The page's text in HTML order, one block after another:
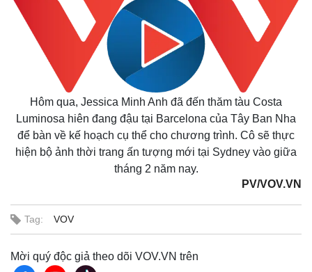
Hôm qua, Jessica Minh Anh đã đến thăm tàu Costa
Luminosa hiên đang đậu tại Barcelona của Tây Ban Nha
để bàn về kế hoạch cụ thể cho chương trình. Cô sẽ thực
hiện bộ ảnh thời trang ấn tượng mới tại Sydney vào giữa
tháng 2 năm nay.
PV/VOV.VN
Tag: VOV
Mời quý độc giả theo dõi VOV.VN trên